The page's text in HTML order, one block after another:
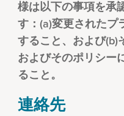
様は以下の事項を承
す：(a)変更されたプ
すること、および(b)
およびそのポリシー
ること。
連絡先